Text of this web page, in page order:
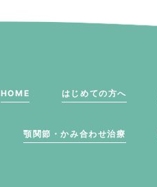
HOME はじめての方へ
顎関節・かみ合わせ治療